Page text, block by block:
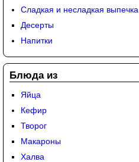
Сладкая и несладкая выпечка
Десерты
Напитки
Блюда из
Яйца
Кефир
Творог
Макароны
Халва